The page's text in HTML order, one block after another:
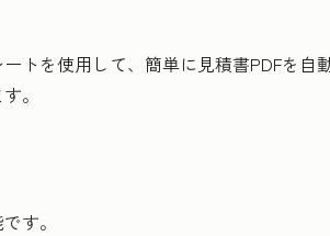
トを使用して、簡単に見積書PDFを
。
す。